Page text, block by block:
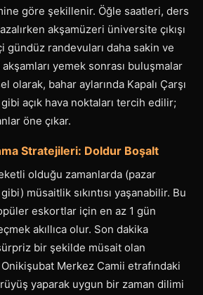
göre şekillenir. Öğle saatleri, ders
akşamüzeri üniversite çıkışı
gündüz randevuları daha sakin ve
yemek sonrası buluşmalar
olarak, bahar aylarında Kapalı Çarşı
açık hava noktaları tercih edilir;
öne çıkar.
Stratejileri: Doldur Boşalt
olduğu zamanlarda (pazar
müsaitlik sıkıntısı yaşanabilir. Bu
eskortlar için en az 1 gün
akıllıca olur. Son dakika
bir şekilde müsait olan
Merkez Camii etrafındaki
yaparak uygun bir zaman dilimi